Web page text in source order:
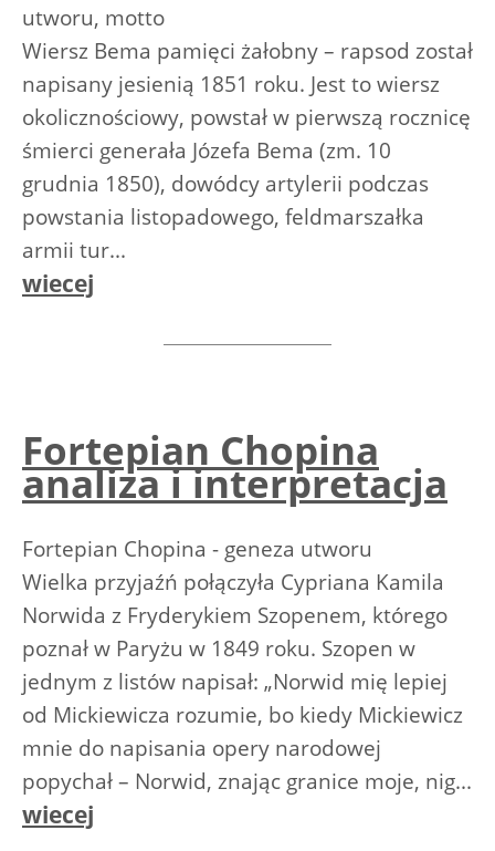
utworu, motto
Wiersz Bema pamięci żałobny – rapsod został
napisany jesienią 1851 roku. Jest to wiersz
okolicznościowy, powstał w pierwszą rocznicę
śmierci generała Józefa Bema (zm. 10
grudnia 1850), dowódcy artylerii podczas
powstania listopadowego, feldmarszałka
armii tur...
wiecej
Fortepian Chopina
analiza i interpretacja
Fortepian Chopina - geneza utworu
Wielka przyjaźń połączyła Cypriana Kamila
Norwida z Fryderykiem Szopenem, którego
poznał w Paryżu w 1849 roku. Szopen w
jednym z listów napisał: „Norwid mię lepiej
od Mickiewicza rozumie, bo kiedy Mickiewicz
mnie do napisania opery narodowej
popychał – Norwid, znając granice moje, nig...
wiecej